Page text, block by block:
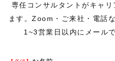
専任コンサルタントがキャ
ます。 Zoom・ご来社・電話
1~3営業日以内にメール